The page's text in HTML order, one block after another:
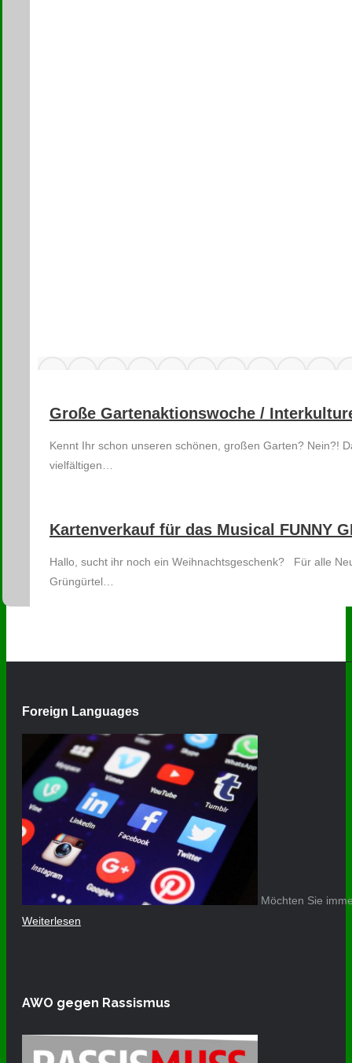
Große Gartenaktionswoche /
Kennt Ihr schon unseren schönen, großen Garten? Nein?!
vielfältigen…
Kartenverkauf für das Musical FUNNY
Hallo, sucht ihr noch ein Weihnachtsgeschenk? Für alle
Grüngürtel…
Foreign Languages
Möchten Sie
Weiterlesen
AWO gegen Rassismus